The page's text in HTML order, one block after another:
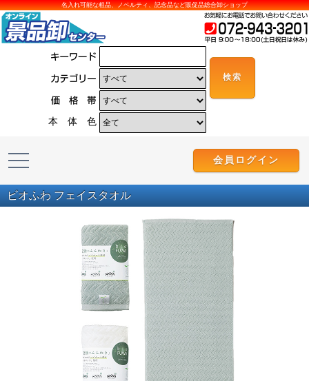
名入れ可能な粗品、ノベルティ、記念品など販促品総合卸ショップ
本 体 色
会員ログイン
ビオふわ フェイスタオル